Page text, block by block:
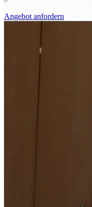
Angebot anfordern